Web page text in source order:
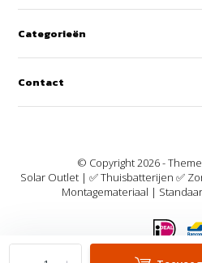
Categorieën
Contact
© Copyright 2026 -
Solar Outlet | ✅ Thuisbatterijen ✅
Montagemateriaal |